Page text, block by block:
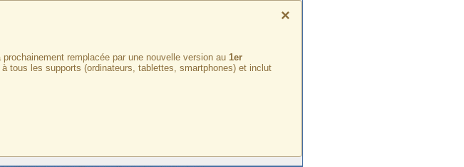
×
remplacée par une nouvelle version au 1er
tous les supports (ordinateurs, tablettes, smartphones) et inclut